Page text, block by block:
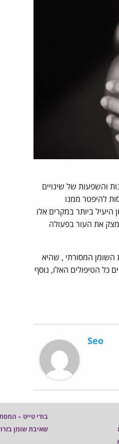
והשפעות של שינויים
להיפטר ממנו
היעיל ביותר במקרים אלו
את העור בפעולה
השומן המסורתי , שהיא
כל הטיפולים האלו, נוסף
Seo
בודי טייט –
שאיבת שומן